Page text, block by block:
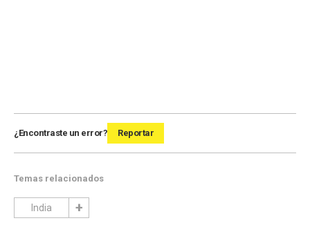
¿Encontraste un error? Reportar
Temas relacionados
India